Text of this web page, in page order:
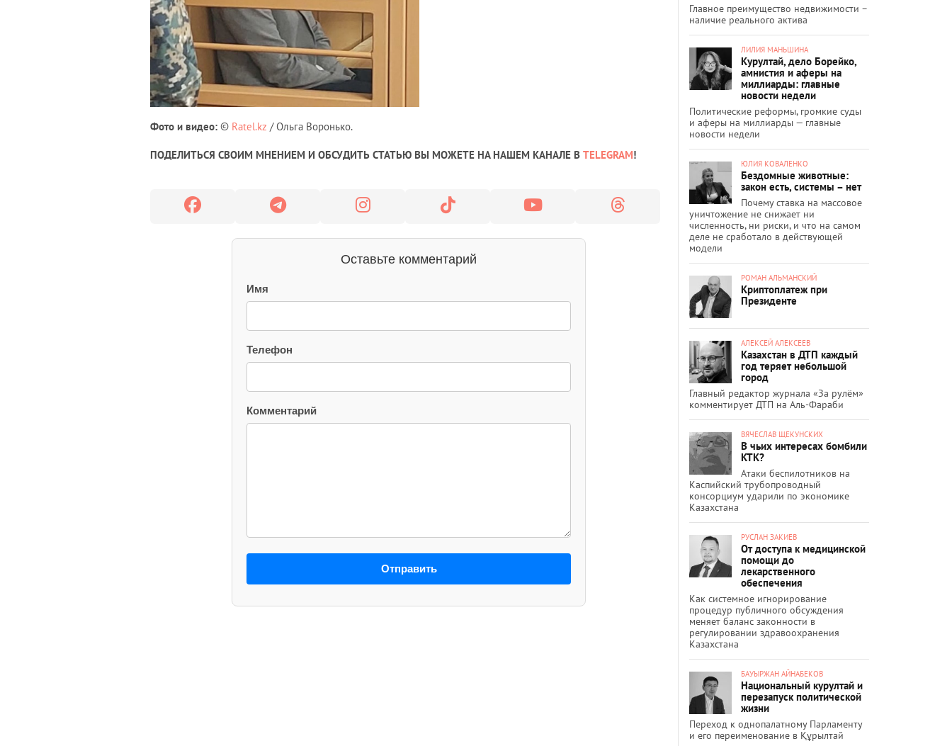
Фото и видео: © Ratel.kz / Ольга Воронько.
ПОДЕЛИТЬСЯ СВОИМ МНЕНИЕМ И ОБСУДИТЬ СТАТЬЮ ВЫ МОЖЕТЕ НА НАШЕМ КАНАЛЕ В TELEGRAM!
Оставьте комментарий
Имя
Телефон
Комментарий
Отправить
Главное преимущество недвижимости –
наличие реального актива
ЛИЛИЯ МАНЬШИНА
Курултай, дело Борейко,
амнистия и аферы на
миллиарды: главные
новости недели
Политические реформы, громкие суды
и аферы на миллиарды — главные
новости недели
ЮЛИЯ КОВАЛЕНКО
Бездомные животные:
закон есть, системы – нет
Почему ставка на массовое
уничтожение не снижает ни
численность, ни риски, и что на самом
деле не сработало в действующей
модели
РОМАН АЛЬМАНСКИЙ
Криптоплатеж при
Президенте
АЛЕКСЕЙ АЛЕКСЕЕВ
Казахстан в ДТП каждый
год теряет небольшой
город
Главный редактор журнала «За рулём»
комментирует ДТП на Аль-Фараби
ВЯЧЕСЛАВ ЩЕКУНСКИХ
В чьих интересах бомбили
КТК?
Атаки беспилотников на
Каспийский трубопроводный
консорциум ударили по экономике
Казахстана
РУСЛАН ЗАКИЕВ
От доступа к медицинской
помощи до
лекарственного
обеспечения
Как системное игнорирование
процедур публичного обсуждения
меняет баланс законности в
регулировании здравоохранения
Казахстана
БАУЫРЖАН АЙНАБЕКОВ
Национальный курултай и
перезапуск политической
жизни
Переход к однопалатному Парламенту
и его переименование в Құрылтай